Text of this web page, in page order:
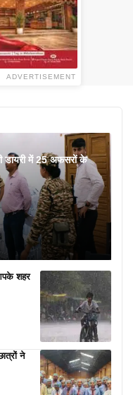
ADVERTISEMENT
में 25 अफसरों के
शहर
ने